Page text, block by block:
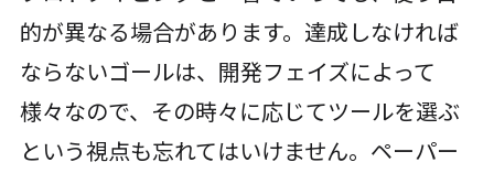
的が異なる場合があります。達成しなければ
ならないゴールは、開発フェイズによって
様々なので、その時々に応じてツールを選ぶ
という視点も忘れてはいけません。ペーパー